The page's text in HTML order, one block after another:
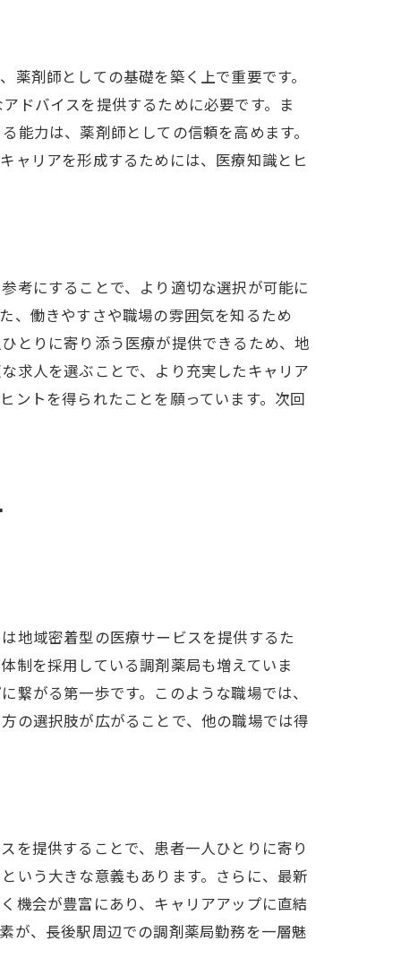
剤師としての基礎を築く上で重要です。
ドバイスを提供するために必要です。ま
力は、薬剤師としての信頼を高めます。
ャリアを形成するためには、医療知識とヒ
考にすることで、より適切な選択が可能に
、働きやすさや職場の雰囲気を知るため
とりに寄り添う医療が提供できるため、地
求人を選ぶことで、より充実したキャリア
ントを得られたことを願っています。次回
地域密着型の医療サービスを提供するた
制を採用している調剤薬局も増えていま
がる第一歩です。このような職場では、
の選択肢が広がることで、他の職場では得
を提供することで、患者一人ひとりに寄り
いう大きな意義もあります。さらに、最新
機会が豊富にあり、キャリアアップに直結
が、長後駅周辺での調剤薬局勤務を一層魅